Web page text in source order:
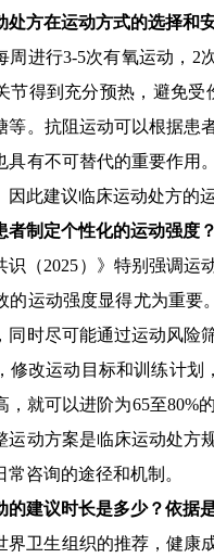
处方在运动方式的选择和
周进行3-5次有氧运动，2
节得到充分预热，避免
等。抗阻运动可以根据患
具有不可替代的重要作用
因此建议临床运动处方的
者制定个性化的运动强度？
识（2025）》特别强调
的运动强度显得尤为重要
同时尽可能通过运动风险
修改运动目标和训练计划
，就可以进阶为65至80%
运动方案是临床运动处
咨询的途径和机制。
的建议时长是多少？依据
界卫生组织的推荐，健康